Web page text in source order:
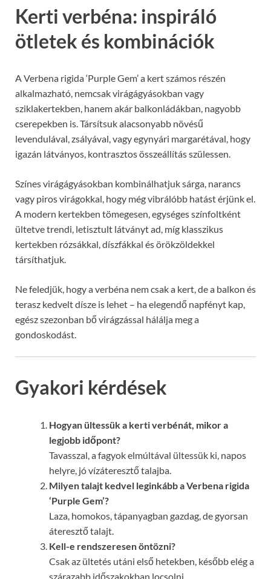
Kerti verbéna: inspiráló
ötletek és kombinációk
A Verbena rigida ‘Purple Gem’ a kert számos részén
alkalmazható, nemcsak virágágyásokban vagy
sziklakertekben, hanem akár balkonládákban, nagyobb
cserepekben is. Társítsuk alacsonyabb növésű
levendulával, zsályával, vagy egynyári margarétával, hogy
igazán látványos, kontrasztos összeállítás szülessen.
Színes virágágyásokban kombinálhatjuk sárga, narancs
vagy piros virágokkal, hogy még vibrálóbb hatást érjünk el.
A modern kertekben tömegesen, egységes színfoltként
ültetve trendi, letisztult látványt ad, míg klasszikus
kertekben rózsákkal, díszfákkal és örökzöldekkel
társíthatjuk.
Ne feledjük, hogy a verbéna nem csak a kert, de a balkon és
terasz kedvelt dísze is lehet – ha elegendő napfényt kap,
egész szezonban bő virágzással hálálja meg a
gondoskodást.
Gyakori kérdések
Hogyan ültessük a kerti verbénát, mikor a
legjobb időpont?
Tavasszal, a fagyok elmúltával ültessük ki, napos
helyre, jó vízáteresztő talajba.
Milyen talajt kedvel leginkább a Verbena rigida
‘Purple Gem’?
Laza, homokos, tápanyagban gazdag, de gyorsan
áteresztő talajt.
Kell-e rendszeresen öntözni?
Csak az ültetés utáni első hetekben, később elég a
szárazabb időszakokban locsolni.